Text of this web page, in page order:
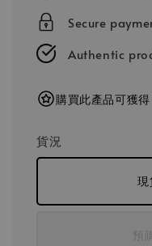
Secure
Authentic
購買此產品可獲
貨況
現
預